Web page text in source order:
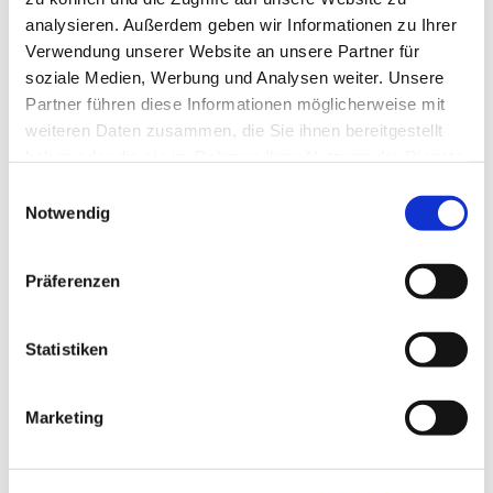
analysieren. Außerdem geben wir Informationen zu Ihrer
Verwendung unserer Website an unsere Partner für
soziale Medien, Werbung und Analysen weiter. Unsere
Partner führen diese Informationen möglicherweise mit
weiteren Daten zusammen, die Sie ihnen bereitgestellt
Notwendig
Präferenzen
Statistiken
Marketing
Transparenz ist ein wichtiger Gesichtspunkt bei
der Gestaltung der Haltestellen, um das subjektive
Sicherheitsgefühl der Fahrgäste zu erhöhen. Dafür
sorgen in den Wiener U-Bahn-Stationen neben den
gläsernen Stationseingängen verglaste und
einsehbare Liftanlagen, helle Wandverkleidungen,
gleichmäßiger Beleuchtung und nach oben offene
erinnern an die Form eines umgedrehten Us mit
planer Oberseite. Gebogene Gläser bilden dabei
Wenna fertigte dafür zylindrisch gebogene
Siebdruck zum Vogelschutz. Für einige Stationen
wurden die gebogenen Gläser zudem vollflächig